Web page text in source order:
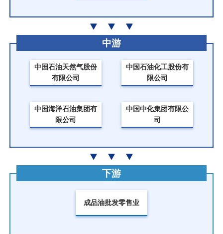
中国石油天然气股份
有限公司
中国石油化工股份有
限公司
中国海洋石油集团有
限公司
中国中化集团有限公
司
中游
成品油批发零售业
下游